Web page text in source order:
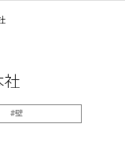
社
壁